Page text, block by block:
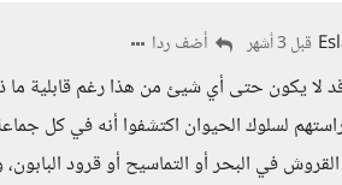
قبل 3 أشهر أضف ردا
لا يكون حتى أي شيئ من هذا رغم قابلية ما
لسلوك الحيوان اكتشفوا أنه في كل
القروش في البحر أو التماسيح أو قرود